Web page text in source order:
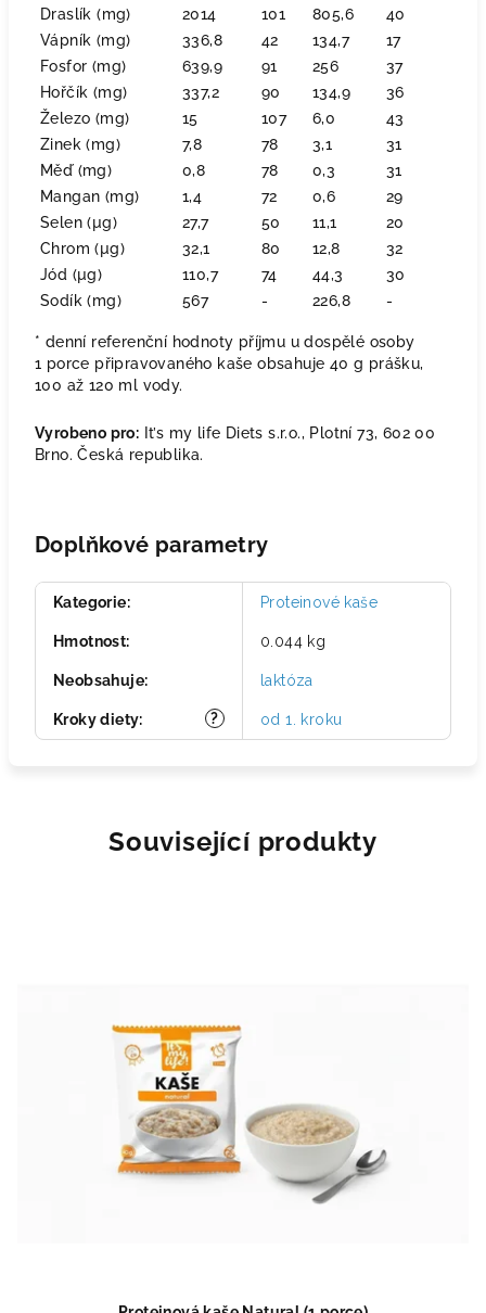
Draslík (mg)
2014 101 805,6
40
Vápník (mg)
336,8 42 134,7
17
Fosfor (mg)
639,9 91 256
37
Hořčík (mg)
337,2 90 134,9
36
Železo (mg)
15 107 6,0
43
Zinek (mg)
7,8 78 3,1
31
Měď (mg)
0,8 78 0,3
31
Mangan (mg)
1,4 72 0,6
29
Selen (µg)
27,7 50 11,1
20
Chrom (µg)
32,1 80 12,8
32
Jód (µg)
110,7 74 44,3
30
Sodík (mg)
567 - 226,8 -
* denní referenční hodnoty příjmu u dospělé osoby
1 porce připravovaného kaše obsahuje 40 g prášku,
100 až 120 ml vody.
Vyrobeno pro: It’s my life Diets s.r.o., Plotní 73, 602 00
Brno. Česká republika.
Doplňkové parametry
Kategorie: Proteinové kaše
Hmotnost: 0.044 kg
Neobsahuje: laktóza
?
Kroky diety: od 1. kroku
Související produkty